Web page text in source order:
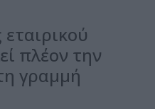
πλέον την
γραμμή